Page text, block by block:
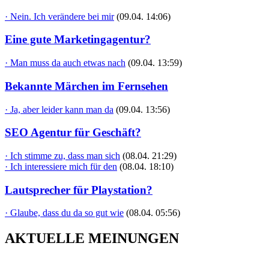
· Nein. Ich verändere bei mir (09.04. 14:06)
Eine gute Marketingagentur?
· Man muss da auch etwas nach (09.04. 13:59)
Bekannte Märchen im Fernsehen
· Ja, aber leider kann man da (09.04. 13:56)
SEO Agentur für Geschäft?
· Ich stimme zu, dass man sich (08.04. 21:29)
· Ich interessiere mich für den (08.04. 18:10)
Lautsprecher für Playstation?
· Glaube, dass du da so gut wie (08.04. 05:56)
AKTUELLE MEINUNGEN